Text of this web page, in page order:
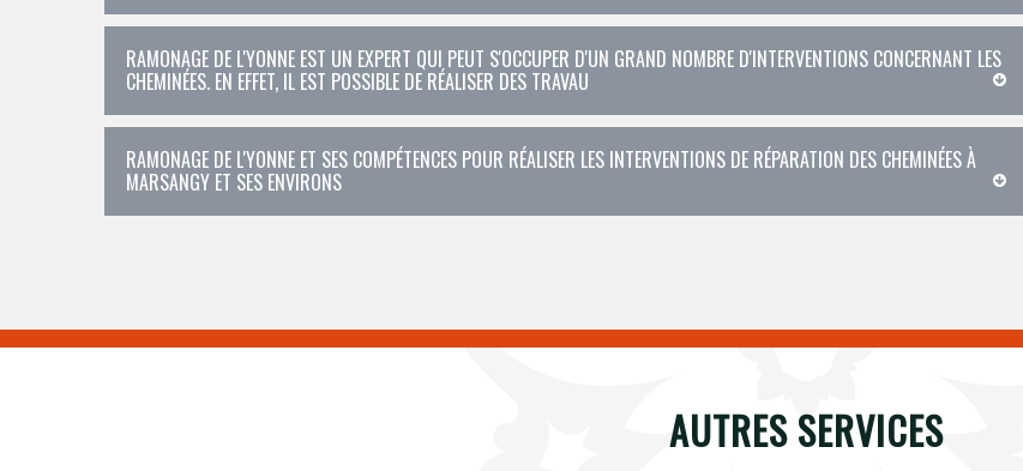
RAMONAGE DE L'YONNE EST UN EXPERT QUI PEUT S'OCCUPER D'UN GRAND NOMBRE D'INTERVENTIONS CONCERNANT LES
CHEMINÉES. EN EFFET, IL EST POSSIBLE DE RÉALISER DES TRAVAU
RAMONAGE DE L'YONNE ET SES COMPÉTENCES POUR RÉALISER LES INTERVENTIONS DE RÉPARATION DES CHEMINÉES À
MARSANGY ET SES ENVIRONS
AUTRES SERVICES